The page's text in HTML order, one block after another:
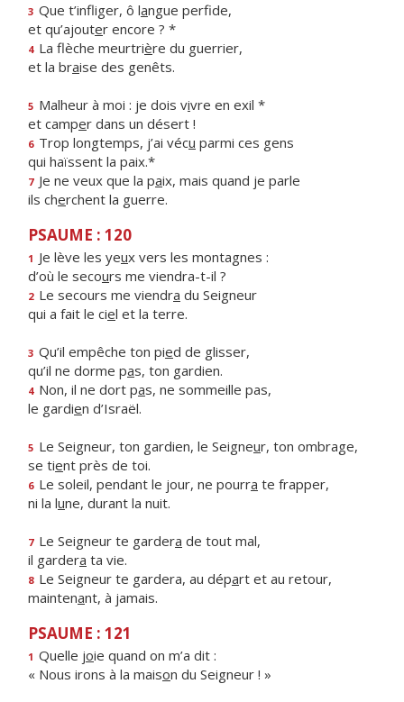
3 Que t’infliger, ô langue perfide,
et qu’ajouter encore ? *
4 La flèche meurtrière du guerrier,
et la braise des genêts.
5 Malheur à moi : je dois vivre en exil *
et camper dans un désert !
6 Trop longtemps, j’ai vécu parmi ces gens
qui haïssent la paix.*
7 Je ne veux que la paix, mais quand je parle
ils cherchent la guerre.
PSAUME : 120
1 Je lève les yeux vers les montagnes :
d’où le secours me viendra-t-il ?
2 Le secours me viendra du Seigneur
qui a fait le ciel et la terre.
3 Qu’il empêche ton pied de glisser,
qu’il ne dorme pas, ton gardien.
4 Non, il ne dort pas, ne sommeille pas,
le gardien d’Israël.
5 Le Seigneur, ton gardien, le Seigneur, ton ombrage,
se tient près de toi.
6 Le soleil, pendant le jour, ne pourra te frapper,
ni la lune, durant la nuit.
7 Le Seigneur te gardera de tout mal,
il gardera ta vie.
8 Le Seigneur te gardera, au départ et au retour,
maintenant, à jamais.
PSAUME : 121
1 Quelle joie quand on m’a dit :
« Nous irons à la maison du Seigneur ! »